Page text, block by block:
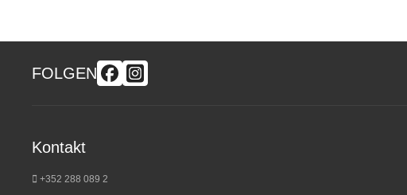
FOLGEN
Kontakt
+352 288 089 2